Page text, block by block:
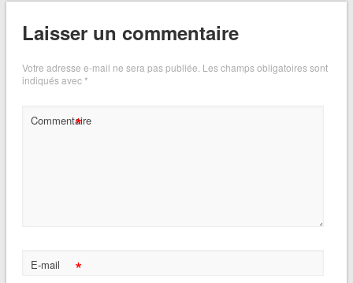
Laisser un commentaire
Votre adresse e-mail ne sera pas publiée. Les champs obligatoires sont
indiqués avec*
Commentaire
*
E-mail *